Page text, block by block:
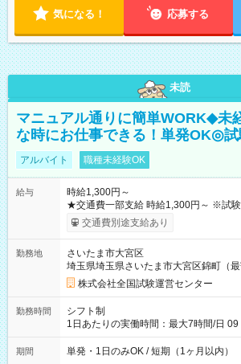
気になる！ 応募する
未読
マニュアル通りに簡単WORK◆未
な時にお仕事できる！単発OK◎
アルバイト 職種未経験OK
給与
時給1,300円～
★交通費一部支給 時給1,300円～ ※試験・役割により手当あり
※勤務回数により昇給あり 【即給（前
り！】 希望される場合、勤務から1週
例】 ・河合塾模擬試験 8:30～17:30（
×8時間＝日収10,400円＋交通費 ※当日
円の場合あり ・国家試験 7:00～13:30
円（役割手当＋100円）×6時間＝日収8,400円
間】試用期間なし
交通費別途支給あり
勤務地
さいたま市大宮区
埼玉県埼玉県さいたま市大宮区錦町（最
株式会社全国試験運営センター
勤務時間
シフト制
1日あたりの実働時間：最大7時間/日
間は 試験により異なります。
期間 単発・1日のみOK / 短期（1ヶ月以内）